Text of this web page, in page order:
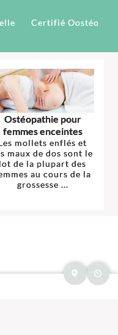
Certifié Oostéo
Ostéopathie pour
femmes enceintes
mollets enflés et
maux de dos sont le
lot de la plupart des
au cours de la
grossesse ...